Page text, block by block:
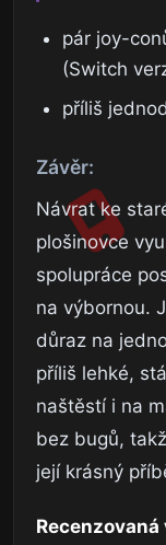
pár joy-
(Switch
příliš
Závěr:
Návrat ke
plošinovce
spolupráce
na výbornou.
důraz na
příliš lehké,
naštěstí i na
bez bugů,
její krásný
Recenzovaná